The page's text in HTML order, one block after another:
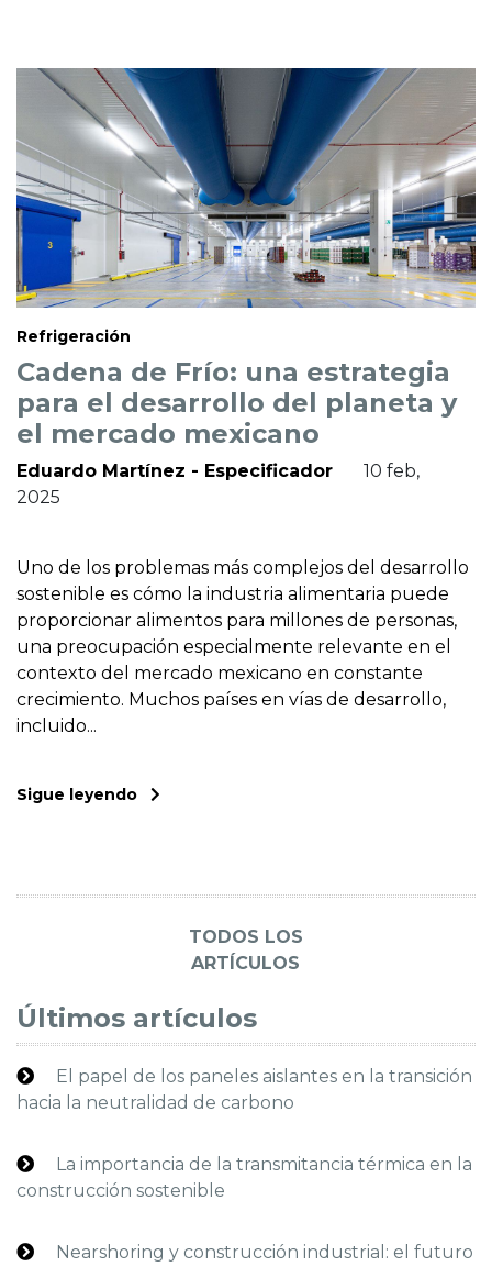
Refrigeración
Cadena de Frío: una estrategia
para el desarrollo del planeta y
el mercado mexicano
Eduardo Martínez - Especificador
10 feb,
2025
Uno de los problemas más complejos del desarrollo
sostenible es cómo la industria alimentaria puede
proporcionar alimentos para millones de personas,
una preocupación especialmente relevante en el
contexto del mercado mexicano en constante
crecimiento. Muchos países en vías de desarrollo,
incluido...
Sigue leyendo
TODOS LOS
ARTÍCULOS
Últimos artículos
El papel de los paneles aislantes en la transición
hacia la neutralidad de carbono
La importancia de la transmitancia térmica en la
construcción sostenible
Nearshoring y construcción industrial: el futuro